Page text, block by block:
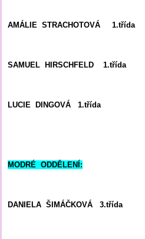
AMÁLIE STRACHOTOVÁ 1.třída
SAMUEL HIRSCHFELD 1.třída
LUCIE DINGOVÁ 1.třída
MODRÉ ODDĚLENÍ:
DANIELA ŠIMÁČKOVÁ 3.třída